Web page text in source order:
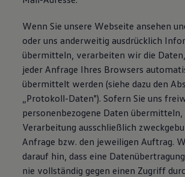
Wenn Sie unsere Webseite ansehen
oder uns anderweitig ausdrücklich
übermitteln, verarbeiten wir die
jeder Anfrage Ihres Browsers
übermittelt werden (siehe dazu den
„Protokoll-Daten"). Sofern Sie uns
personenbezogene Daten
Verarbeitung ausschließlich
Anfrage bzw. den jeweiligen Auftrag.
darauf hin, dass eine
nie vollständig gegen einen Zugriff